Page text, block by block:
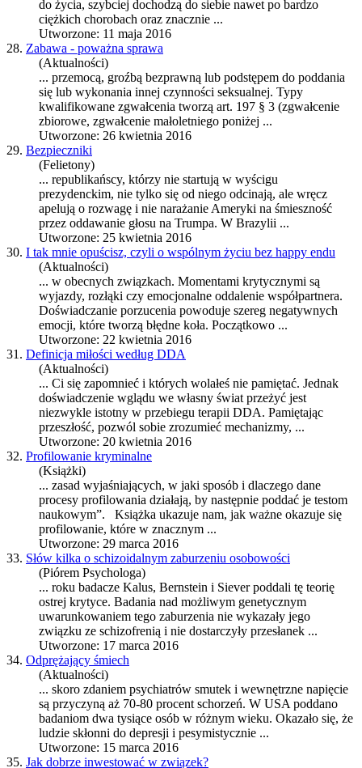
do życia, szybciej dochodzą do siebie nawet po bardzo
ciężkich chorobach oraz znacznie ...
Utworzone: 11 maja 2016
28. Zabawa - poważna sprawa
(Aktualności)
... przemocą, groźbą bezprawną lub podstępem do poddania
się lub wykonania innej czynności seksualnej. Typy
kwalifikowane zgwałcenia tworzą art. 197 § 3 (zgwałcenie
zbiorowe, zgwałcenie małoletniego poniżej ...
Utworzone: 26 kwietnia 2016
29. Bezpieczniki
(Felietony)
... republikańscy, którzy nie startują w wyścigu
prezydenckim, nie tylko się od niego odcinają, ale wręcz
apelują o rozwagę i nie narażanie Ameryki na śmieszność
przez oddawanie głosu na Trumpa. W Brazylii ...
Utworzone: 25 kwietnia 2016
30. I tak mnie opuścisz, czyli o wspólnym życiu bez happy endu
(Aktualności)
... w obecnych związkach. Momentami krytycznymi są
wyjazdy, rozłąki czy emocjonalne oddalenie współpartnera.
Doświadczanie porzucenia powoduje szereg negatywnych
emocji, które tworzą błędne koła. Początkowo ...
Utworzone: 22 kwietnia 2016
31. Definicja miłości według DDA
(Aktualności)
... Ci się zapomnieć i których wolałeś nie pamiętać. Jednak
doświadczenie wglądu we własny świat przeżyć jest
niezwykle istotny w przebiegu terapii DDA. Pamiętając
przeszłość, pozwól sobie zrozumieć mechanizmy, ...
Utworzone: 20 kwietnia 2016
32. Profilowanie kryminalne
(Książki)
... zasad wyjaśniających, w jaki sposób i dlaczego dane
procesy profilowania działają, by następnie poddać je testom
naukowym”. Książka ukazuje nam, jak ważne okazuje się
profilowanie, które w znacznym ...
Utworzone: 29 marca 2016
33. Słów kilka o schizoidalnym zaburzeniu osobowości
(Piórem Psychologa)
... roku badacze Kalus, Bernstein i Siever poddali tę teorię
ostrej krytyce. Badania nad możliwym genetycznym
uwarunkowaniem tego zaburzenia nie wykazały jego
związku ze schizofrenią i nie dostarczyły przesłanek ...
Utworzone: 17 marca 2016
34. Odprężający śmiech
(Aktualności)
... skoro zdaniem psychiatrów smutek i wewnętrzne napięcie
są przyczyną aż 70-80 procent schorzeń. W USA poddano
badaniom dwa tysiące osób w różnym wieku. Okazało się, że
ludzie skłonni do depresji i pesymistycznie ...
Utworzone: 15 marca 2016
35. Jak dobrze inwestować w związek?